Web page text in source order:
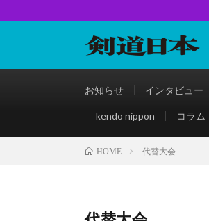
お知らせ インタビュー
kendo nippon コラム
HOME 代替大会